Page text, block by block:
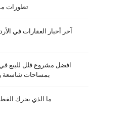
تطورات
آخر أخبار العقارات في
افضل مشروع فلل للبيع
بمساحات شاسعة
ما الذي يحرك